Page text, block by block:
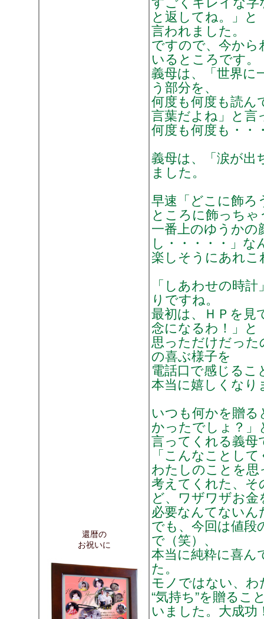
還暦の
お祝いに
と返してね。」と
言われました。
ですので、今か
いるところです。
義母は、「世界に
う部分を、
何度も何度も読ん
言葉だよね」と言
何度も何度も・・
義母は、「涙が出
ました。
早速「どこに飾ろ
ところに飾っちゃ
一番上のゆうかの
し・・・・・」な
楽しそうにあれ
「しあわせの時
りですね。
最初は、ＨＰを見
念になるわ！」と
思っただけだった
の喜ぶ様子を
電話口で感じる
本当に嬉しくなり
いつも何かを贈る
かったでしょ？」
言ってくれる義母
「こんなことし
わたしのことを思
考えてくれた、そ
ど、ワザワザお金
必要なんてないん
でも、今回は値段
で（笑）、
本当に純粋に喜ん
た。
モノではない、わ
“気持ち”を贈るこ
いました。大成功